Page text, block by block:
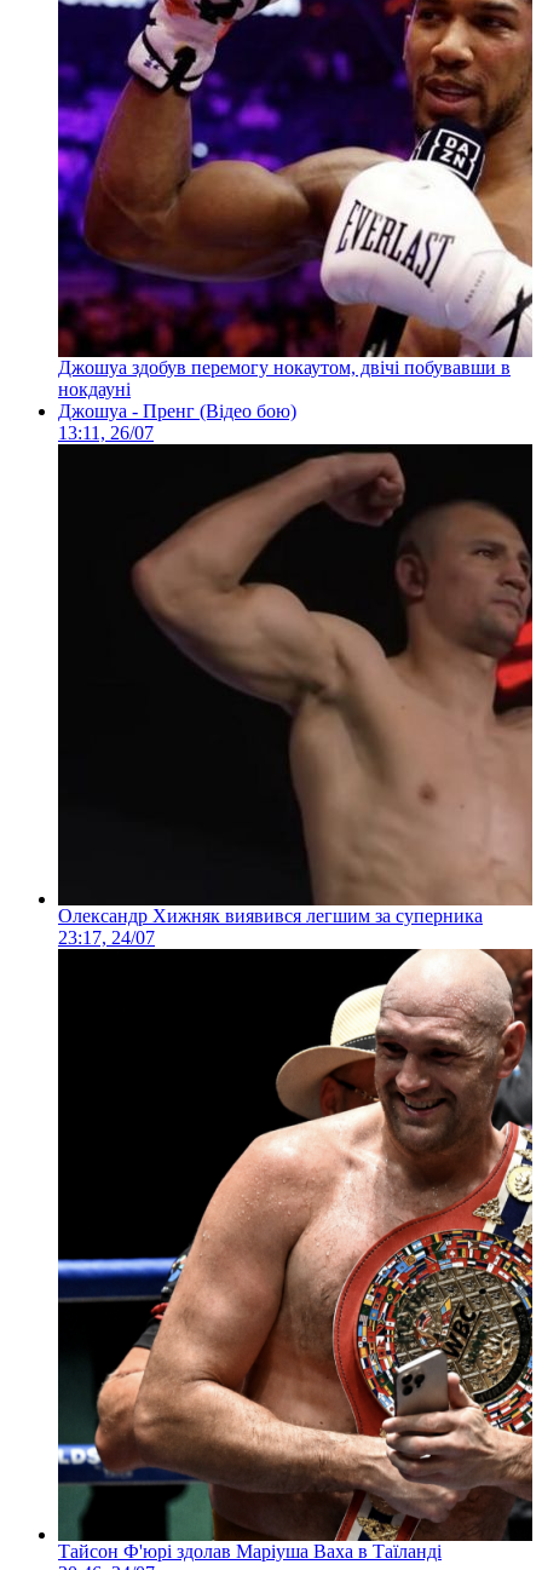
Джошуа здобув перемогу нокаутом, двічі побувавши в
нокдауні
Джошуа - Пренг (Відео бою)
13:11, 26/07
Олександр Хижняк виявився легшим за суперника
23:17, 24/07
Тайсон Ф'юрі здолав Маріуша Ваха в Таїланді